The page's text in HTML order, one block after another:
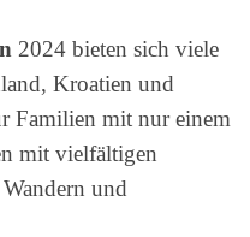
2024 bieten sich viele
Kroatien und
Familien mit nur einem
mit vielfältigen
und